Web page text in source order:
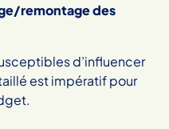
remontage des
d’influencer
est impératif pour